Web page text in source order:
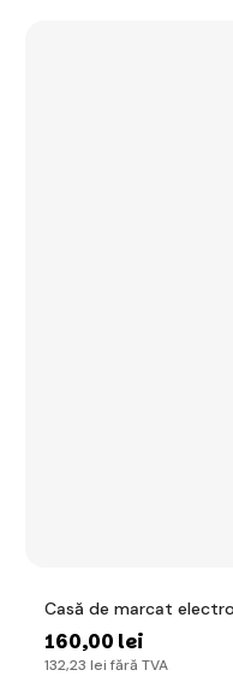
Casă de marcat
160,00 lei
132,23 lei fără TVA